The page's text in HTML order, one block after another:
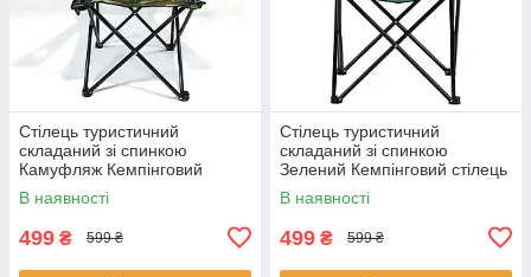
Стілець туристичний
складаний зі спинкою
Камуфляж Кемпінговий
стілець для походів та
риболовлі
В наявності
499 ₴ 599 ₴
Стілець туристичний
складаний зі спинкою
Зелений Кемпінговий стілець
для походів та риболовлі
В наявності
499 ₴ 599 ₴